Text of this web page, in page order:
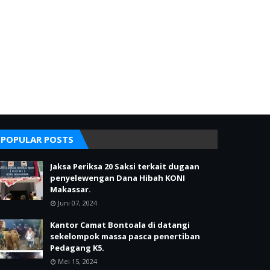
POPULAR POSTS
Jaksa Periksa 20 Saksi terkait dugaan
penyelewengan Dana Hibah KONI
Makassar.
Juni 07, 2024
Kantor Camat Bontoala di datangi
sekelompok massa pasca penertiban
Pedagang K5.
Mei 15, 2024